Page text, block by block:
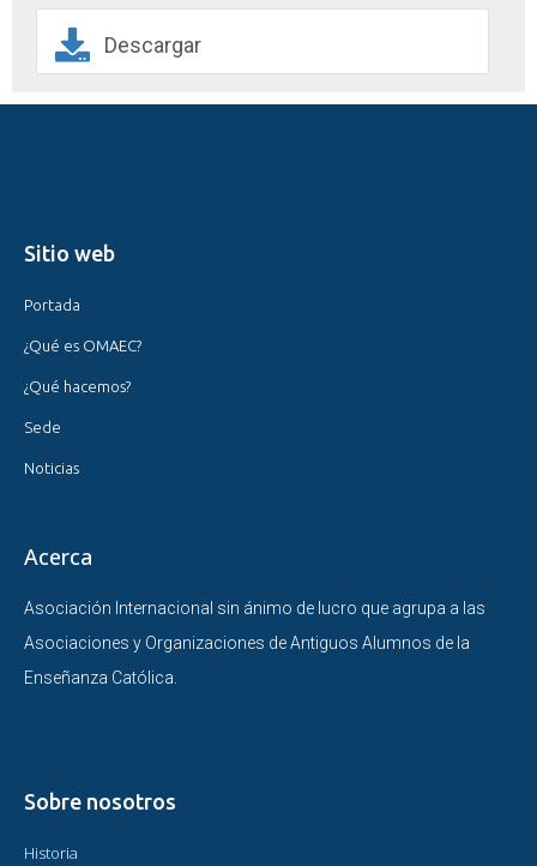
Descargar
Sitio web
Portada
¿Qué es OMAEC?
¿Qué hacemos?
Sede
Noticias
Acerca
Asociación Internacional sin ánimo de lucro que agrupa a las
Asociaciones y Organizaciones de Antiguos Alumnos de la
Enseñanza Católica.
Sobre nosotros
Historia